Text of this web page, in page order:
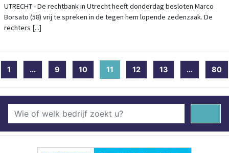
UTRECHT - De rechtbank in Utrecht heeft donderdag besloten Marco
Borsato (58) vrij te spreken in de tegen hem lopende zedenzaak. De
rechters [...]
1 ... 9 10 11 (current)
12 13 ... 80